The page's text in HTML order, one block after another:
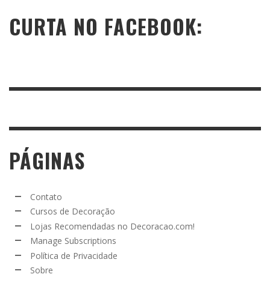
CURTA NO FACEBOOK:
PÁGINAS
Contato
Cursos de Decoração
Lojas Recomendadas no Decoracao.com!
Manage Subscriptions
Política de Privacidade
Sobre